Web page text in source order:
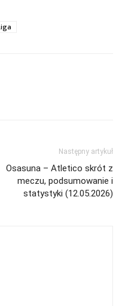
Następny artykuł
Osasuna – Atletico skrót z
meczu, podsumowanie i
statystyki (12.05.2026)